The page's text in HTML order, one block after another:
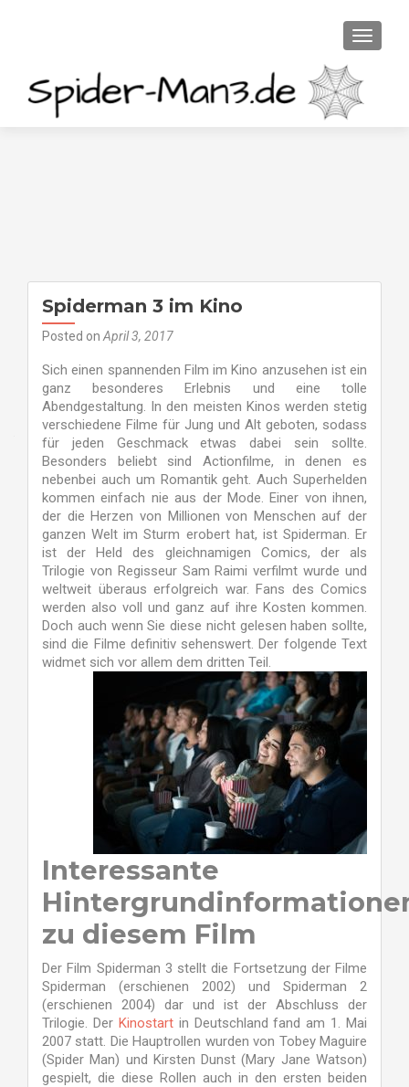
Spiderman 3 im Kino
Posted on April 3, 2017
Sich einen spannenden Film im Kino anzusehen ist ein
ganz besonderes Erlebnis und eine tolle
Abendgestaltung. In den meisten Kinos werden stetig
verschiedene Filme für Jung und Alt geboten, sodass
für jeden Geschmack etwas dabei sein sollte.
Besonders beliebt sind Actionfilme, in denen es
nebenbei auch um Romantik geht. Auch Superhelden
kommen einfach nie aus der Mode. Einer von ihnen,
der die Herzen von Millionen von Menschen auf der
ganzen Welt im Sturm erobert hat, ist Spiderman. Er
ist der Held des gleichnamigen Comics, der als
Trilogie von Regisseur Sam Raimi verfilmt wurde und
weltweit überaus erfolgreich war. Fans des Comics
werden also voll und ganz auf ihre Kosten kommen.
Doch auch wenn Sie diese nicht gelesen haben sollte,
sind die Filme definitiv sehenswert. Der folgende Text
widmet sich vor allem dem dritten Teil.
Interessante
zu diesem Film
Der Film Spiderman 3 stellt die Fortsetzung der Filme
Spiderman (erschienen 2002) und Spiderman 2
(erschienen 2004) dar und ist der Abschluss der
Trilogie. Der Kinostartin Deutschland fand am 1. Mai
2007 statt. Die Hauptrollen wurden von Tobey Maguire
(Spider Man) und Kirsten Dunst (Mary Jane Watson)
gespielt, die diese Rollen auch in den ersten beiden